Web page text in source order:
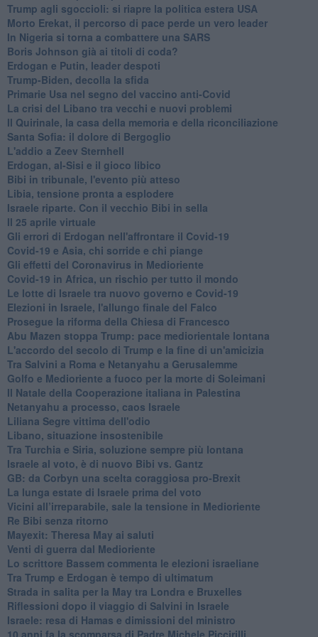
Trump agli sgoccioli: si riapre la politica estera USA
Morto Erekat, il percorso di pace perde un vero leader
In Nigeria si torna a combattere una SARS
Boris Johnson già ai titoli di coda?
Erdogan e Putin, leader despoti
Trump-Biden, decolla la sfida
Primarie Usa nel segno del vaccino anti-Covid
La crisi del Libano tra vecchi e nuovi problemi
Il Quirinale, la casa della memoria e della riconciliazione
Santa Sofia: il dolore di Bergoglio
L'addio a ​Zeev Sternhell
Erdogan, al-Sisi e il gioco libico
Bibi in tribunale, l'evento più atteso
Libia, tensione pronta a esplodere
Israele riparte. Con il vecchio Bibi in sella
Il 25 aprile virtuale
Gli errori di Erdogan nell'affrontare il Covid-19
Covid-19 e Asia, chi sorride e chi piange
Gli effetti del Coronavirus in Medioriente
Covid-19 in Africa, un rischio per tutto il mondo
Le lotte di Israele tra nuovo governo e Covid-19
Elezioni in Israele, l'allungo finale del Falco
Prosegue la riforma della Chiesa di Francesco
Abu Mazen stoppa Trump: pace mediorientale lontana
L'accordo del secolo di Trump e la fine di un'amicizia
Tra Salvini a Roma e Netanyahu a Gerusalemme
Golfo e Medioriente a fuoco per la morte di Soleimani
Il Natale della Cooperazione italiana in Palestina
Netanyahu a processo, caos Israele
Liliana Segre vittima dell'odio
Libano, situazione insostenibile
Tra Turchia e Siria, soluzione sempre più lontana
Israele al voto, è di nuovo Bibi vs. Gantz
GB: da Corbyn una scelta coraggiosa pro-Brexit
La lunga estate di Israele prima del voto
Vicini all’irreparabile, sale la tensione in Medioriente
Re Bibi senza ritorno
Mayexit: Theresa May ai saluti
Venti di guerra dal Medioriente
Lo scrittore Bassem commenta le elezioni israeliane
Tra Trump e Erdogan è tempo di ultimatum
Strada in salita per la May tra Londra e Bruxelles
Riflessioni dopo il viaggio di Salvini in Israele
Israele: resa di Hamas e dimissioni del ministro
10 anni fa la scomparsa di Padre Michele Piccirilli